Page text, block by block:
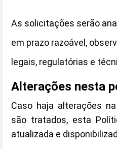
As solicitações serão
em prazo razoável,
legais, regulatórias e
Alterações nesta
Caso haja alterações
são tratados, esta
atualizada e